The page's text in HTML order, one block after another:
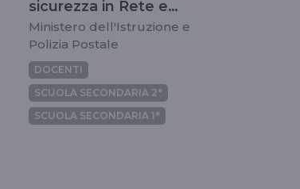
sicurezza in Rete e
cyberbullismo
Ministero dell'Istruzione e
Polizia Postale
DOCENTI
SCUOLA SECONDARIA 2°
SCUOLA SECONDARIA 1°